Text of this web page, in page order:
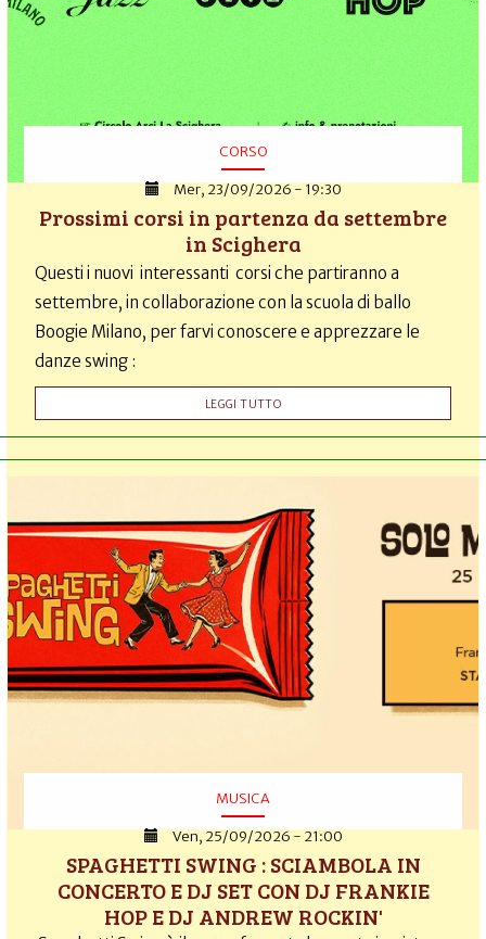
CORSO
Mer, 23/09/2026 - 19:30
Prossimi corsi in partenza da settembre
in Scighera
Questi i nuovi interessanti corsi che partiranno a
settembre, in collaborazione con la scuola di ballo
Boogie Milano, per farvi conoscere e apprezzare le
danze swing :
LEGGI TUTTO
MUSICA
Ven, 25/09/2026 - 21:00
SPAGHETTI SWING : SCIAMBOLA IN
CONCERTO E DJ SET CON DJ FRANKIE
HOP E DJ ANDREW ROCKIN'